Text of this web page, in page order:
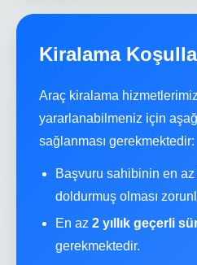
Kiralama
Araç kiralama
yararlanabilmeniz için
sağlanması gerekmektedir:
Başvuru sahibinin en az
doldurmuş olması
En az 2 yıllık geçerli
gerekmektedir.